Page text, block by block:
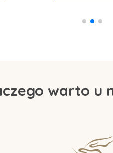
warto u